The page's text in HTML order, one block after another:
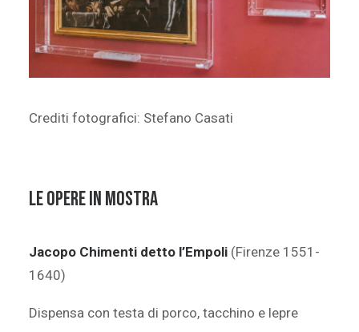
Crediti fotografici: Stefano Casati
LE OPERE IN MOSTRA
Jacopo Chimenti detto l’Empoli (Firenze 1551-
1640)
Dispensa con testa di porco, tacchino e lepre